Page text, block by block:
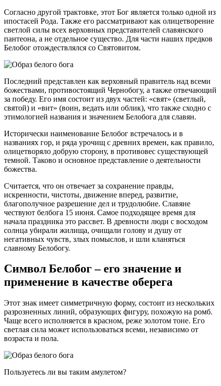
Согласно другой трактовке, этот Бог является только одной из
ипостасей Рода. Также его рассматривают как олицетворение
светлой силы всех верховных представителей славянского
пантеона, а не отдельное существо. Для части наших предков
Белобог отождествлялся со Святовитом.
Последний представлен как верховный правитель над всеми
божествами, противостоящий Чернобогу, а также отвечающий
за победу. Его имя состоит из двух частей: «свят» (светлый,
святой) и «вит» (воин, ведать или облик), что также сходно с
этимологией названия и значением Белобога для славян.
Исторически наименование Белобог встречалось и в
названиях гор, и ряда урочищ с древних времен, как правило,
олицетворяло добрую сторону, в противовес существующей
темной. Таково и основное представление о деятельности
божества.
Считается, что он отвечает за сохранение правды,
искренности, чистоты, движение вперед, развитие,
благополучное разрешение дел и трудолюбие. Славяне
чествуют белбога 15 июня. Самое подходящее время для
начала праздника это рассвет. В древности люди с восходом
солнца убирали жилища, очищали голову и душу от
негативных чувств, злых помыслов, и шли кланяться
славному Белобогу.
Символ Белобог – его значение и
применение в качестве оберега
Этот знак имеет симметричную форму, состоит из нескольких
разрозненных линий, образующих фигуру, похожую на ромб.
Чаще всего исполняется в красном, реже золотом тоне. Его
светлая сила может использоваться всеми, независимо от
возраста и пола.
Пользуетесь ли вы таким амулетом?